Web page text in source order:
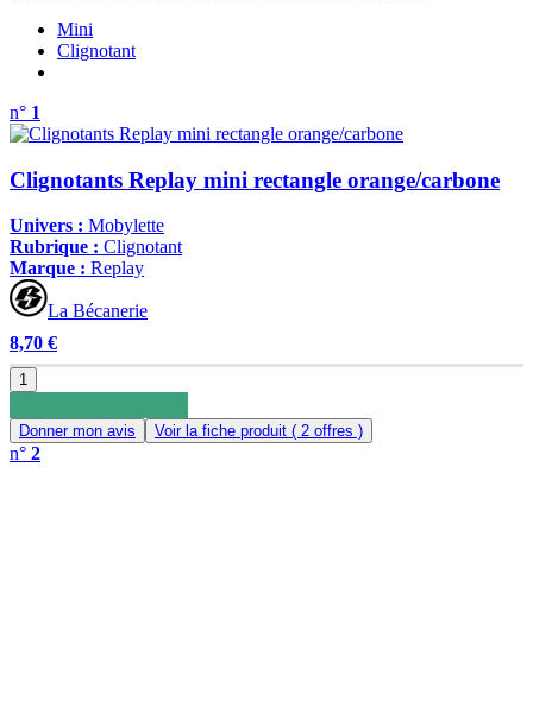
Mini
Clignotant
n° 1
Clignotants Replay mini rectangle orange/carbone
Univers : Mobylette
Rubrique : Clignotant
Marque : Replay
La Bécanerie
8,70 €
1
Donner mon avis Voir la fiche produit ( 2 offres )
n° 2